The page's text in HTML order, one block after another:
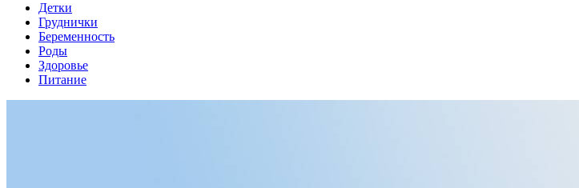
Детки
Груднички
Беременность
Роды
Здоровье
Питание